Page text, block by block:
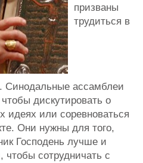
призваны
трудиться в
Синодальные ассамблеи
дискутировать о
идеях или соревноваться
Они нужны для того,
Господень лучше и
сотрудничать с